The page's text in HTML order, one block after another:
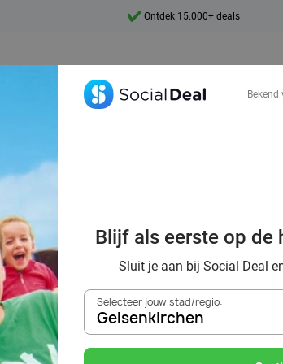
Ontdek 15.000+ deals
Tickets für
Familie
Bekend
Blijf als eerste op de
Sluit je aan bij Social Deal
Selecteer jouw stad/regio:
Gelsenkirchen